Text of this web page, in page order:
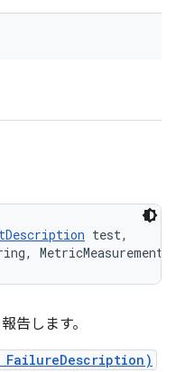
test,
告します。